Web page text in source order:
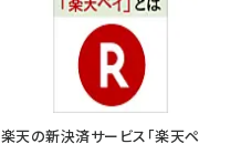
楽天の新決済サービス「楽天ペ